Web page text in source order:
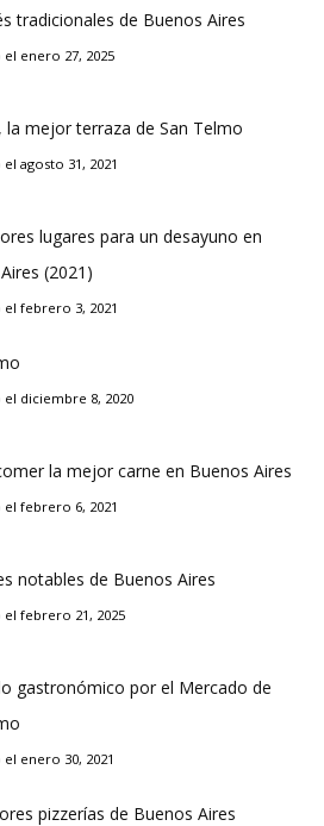
tradicionales de Buenos Aires
enero 27, 2025
la mejor terraza de San Telmo
agosto 31, 2021
lugares para un desayuno en
(2021)
febrero 3, 2021
diciembre 8, 2020
la mejor carne en Buenos Aires
febrero 6, 2021
notables de Buenos Aires
febrero 21, 2025
gastronómico por el Mercado de
enero 30, 2021
pizzerías de Buenos Aires